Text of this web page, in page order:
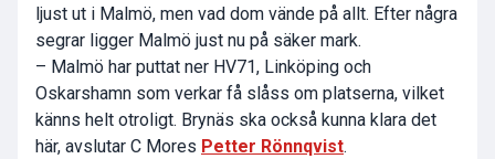
ljust ut i Malmö, men vad dom vände på allt. Efter några
segrar ligger Malmö just nu på säker mark.
– Malmö har puttat ner HV71, Linköping och
Oskarshamn som verkar få slåss om platserna, vilket
känns helt otroligt. Brynäs ska också kunna klara det
här, avslutar C Mores Petter Rönnqvist.